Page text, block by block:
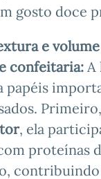
gosto doce
e volume
confeitaria: A
papéis
, ela
proteínas
contribuindo